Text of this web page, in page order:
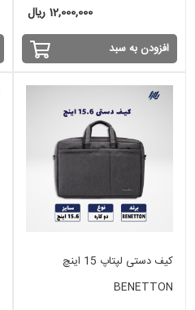
12,000,000 ریال
افزودن به سبد
کیف دستی لپتاپ 15 اینچ
BENETTON